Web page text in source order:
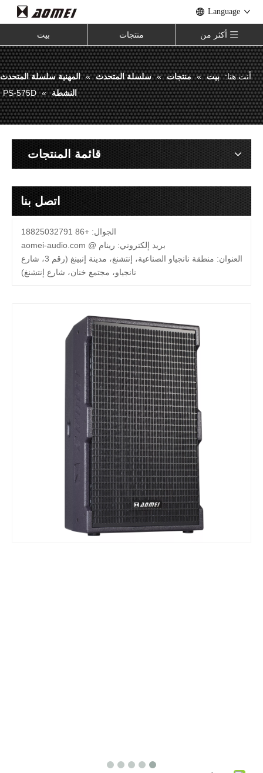
Language
بيت منتجات أكثر من
أنت هنا: بيت » منتجات » سلسلة المتحدث » المهنية سلسلة المتحدث
النشطة »
PS-575D
قائمة المنتجات
اتصل بنا
الجوال: +86 18825032791
بريد إلكتروني: رينام @ aomei-audio.com
العنوان: منطقة نانجياو الصناعية، إنتشنغ، مدينة إنبينغ (رقم 3، شارع
نانجياو، مجتمع خنان، شارع إنتشنغ)